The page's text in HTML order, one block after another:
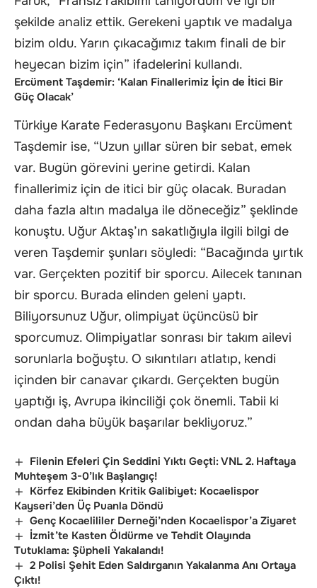
şekilde analiz ettik. Gerekeni yaptık ve madalya
bizim oldu. Yarın çıkacağımız takım finali de bir
heyecan bizim için” ifadelerini kullandı.
Ercüment Taşdemir: ‘Kalan Finallerimiz İçin de İtici Bir
Güç Olacak’
Türkiye Karate Federasyonu Başkanı Ercüment
Taşdemir ise, “Uzun yıllar süren bir sebat, emek
var. Bugün görevini yerine getirdi. Kalan
finallerimiz için de itici bir güç olacak. Buradan
daha fazla altın madalya ile döneceğiz” şeklinde
konuştu. Uğur Aktaş’ın sakatlığıyla ilgili bilgi de
veren Taşdemir şunları söyledi: “Bacağında yırtık
var. Gerçekten pozitif bir sporcu. Ailecek tanınan
bir sporcu. Burada elinden geleni yaptı.
Biliyorsunuz Uğur, olimpiyat üçüncüsü bir
sporcumuz. Olimpiyatlar sonrası bir takım ailevi
sorunlarla boğuştu. O sıkıntıları atlatıp, kendi
içinden bir canavar çıkardı. Gerçekten bugün
yaptığı iş, Avrupa ikinciliği çok önemli. Tabii ki
ondan daha büyük başarılar bekliyoruz.”
Filenin Efeleri Çin Seddini Yıktı Geçti: VNL 2. Haftaya
Muhteşem 3-0’lık Başlangıç!
Körfez Ekibinden Kritik Galibiyet: Kocaelispor
Kayseri’den Üç Puanla Döndü
Genç Kocaelililer Derneği’nden Kocaelispor’a Ziyaret
İzmit’te Kasten Öldürme ve Tehdit Olayında
Tutuklama: Şüpheli Yakalandı!
2 Polisi Şehit Eden Saldırganın Yakalanma Anı Ortaya
Çıktı!